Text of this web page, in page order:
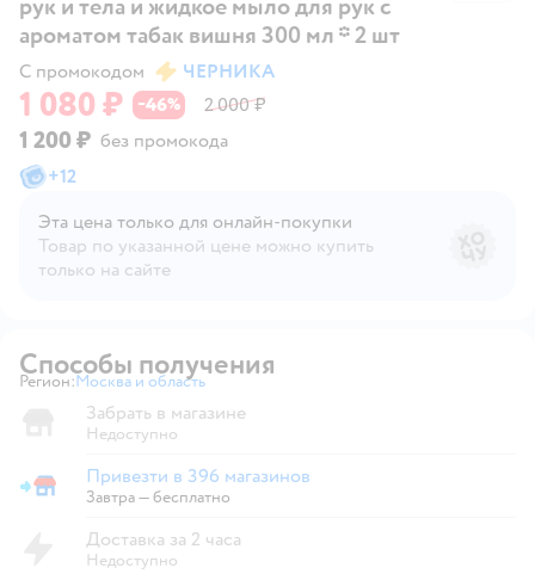
рук и тела и жидкое мыло для рук с
ароматом табак вишня 300 мл * 2 шт
С промокодом ЧЕРНИКА
1 080 ₽ −46% 2 000 ₽
1 200 ₽ без промокода
+12
Эта цена только для онлайн‑покупки
Товар по указанной цене можно купить
только на сайте
Способы получения
Регион: Выбор адреса доставки.
Москва и область
Забрать в магазине
Недоступно
Привезти в магазин
Привезти в 396 магазинов
Завтра—бесплатно
Доставка за 2 часа
Недоступно